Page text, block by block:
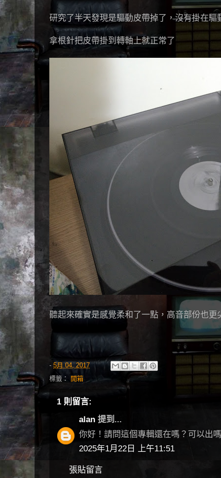
研究了半天發現是驅動皮帶掉了，沒有掛在驅
拿根針把皮帶掛到轉軸上就正常了
聽起來確實是感覺柔和了一點，高音部份也更
- 5月 04, 2017
標籤：
開箱
1 則留言:
alan 提到...
你好！請問這個專輯還在嗎？可以出
2025年1月22日 上午11:51
張貼留言